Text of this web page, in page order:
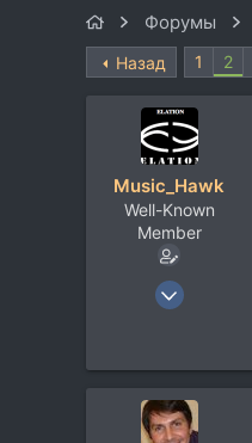
р
т
а
Форумы
Назад 1 2
Music_Hawk
Well-Known
Member
24 Май 2009